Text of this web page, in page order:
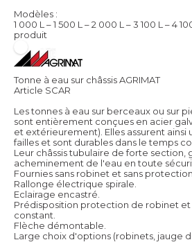
Modèles :
1 000 L – 1 500 L – 2 000 L – 3 100 L – 4
produit
Tonne à eau sur châssis AGRIMAT
Article SCAR
Les tonnes à eau sur berceaux ou sur
sont entièrement conçues en acier
et extérieurement). Elles assurent ainsi
failles et sont durables dans le temps
Leur châssis tubulaire de forte section,
acheminement de l'eau en toute
Fournies sans robinet et sans
Rallonge électrique spirale.
Eclairage encastré.
Prédisposition protection de robinet et
constant.
Flèche démontable.
Large choix d'options (robinets, jauge